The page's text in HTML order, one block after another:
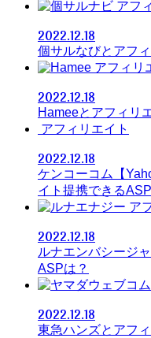
アフ
2022.12.18
個サルなびとアフ
アフィリ
2022.12.18
Hameeとアフィリ
アフィリエイト
2022.12.18
ケンコーコム【
イト提携できる
ア
2022.12.18
ルナエンバシージ
ASPは？
2022.12.18
東急ハンズとアフ